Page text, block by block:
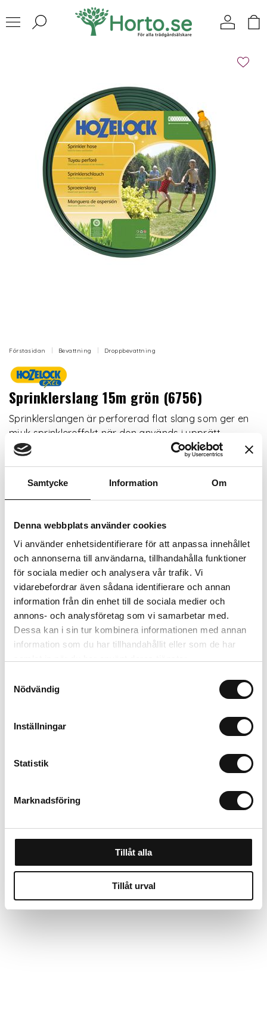
Samtycke Information Om
Denna webbplats använder cookies
Vi använder enhetsidentifierare för att anpassa innehållet
och annonserna till användarna, tillhandahålla funktioner
för sociala medier och analysera vår trafik. Vi
vidarebefordrar även sådana identifierare och annan
information från din enhet till de sociala medier och
annons- och analysföretag som vi samarbetar med.
Dessa kan i sin tur kombinera informationen med annan
information som du har tillhandahållit eller som de har
Nödvändig
Inställningar
Statistik
Marknadsföring
Tillåt alla
Tillåt urval
Förstasidan Bevattning Droppbevattning
Sprinklerslang 15m grön (6756)
Sprinklerslangen är perforerad flat slang som ger en
mjuk sprinklereffekt när den används i upprätt
position och en djup filtrering när den vänds.
Längd
Finns i lager (14 st)
Inkl. moms: 584 kr
Lägg i varukorgen
Valbara fraktmetoder
Beskrivning